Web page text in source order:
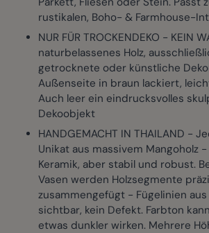
rustikalen, Boho- & Farmhouse-
NUR FÜR TROCKENDEKO - KEIN
naturbelassenes Holz,
getrocknete oder künstliche
Außenseite in braun lackiert,
Auch leer ein eindrucksvolles
Dekoobjekt
HANDGEMACHT IN THAILAND -
Unikat aus massivem Mangoholz
Keramik, aber stabil und robust.
Vasen werden Holzsegmente
zusammengefügt - Fügelinien
sichtbar, kein Defekt. Farbton
etwas dunkler wirken. Mehrere